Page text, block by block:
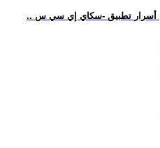
أسرار تطبيق -سكاي إي سي س